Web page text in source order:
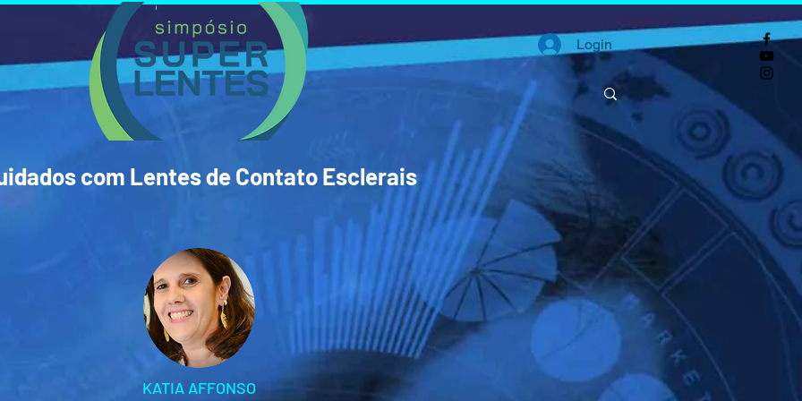
Login
com Lentes de Contato Esclerais
KATIA AFFONSO